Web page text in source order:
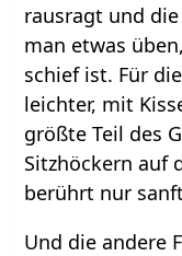
rausragt und
man etwas
schief ist. Für
leichter, mit
größte Teil des
Sitzhöckern auf
berührt nur
Und die andere